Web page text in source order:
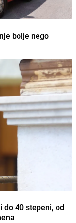
bolje nego
do 40 stepeni, od